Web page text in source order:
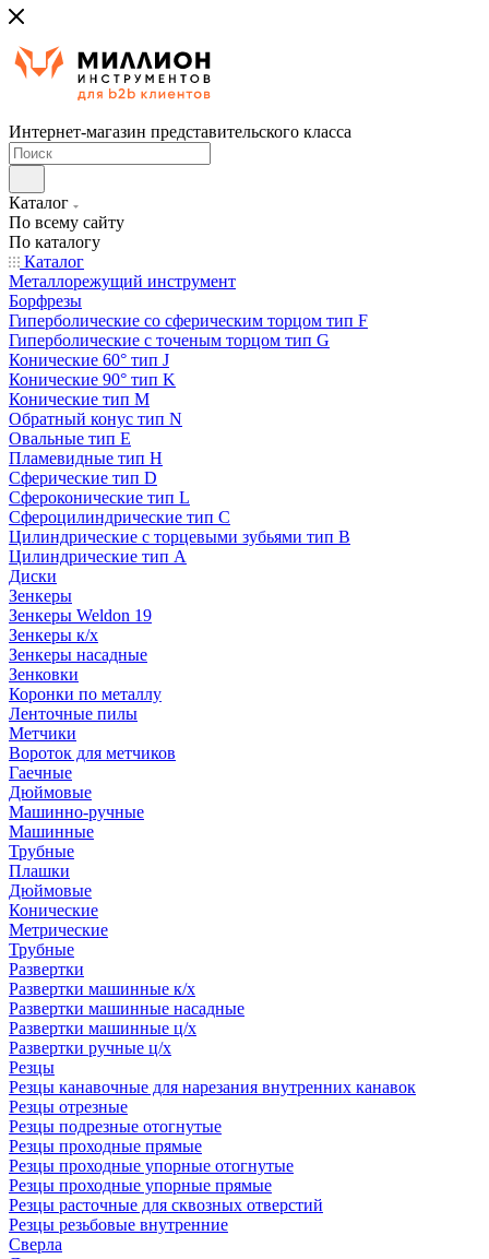
Интернет-магазин представительского класса
Каталог
По всему сайту
По каталогу
Каталог
Металлорежущий инструмент
Борфрезы
Гиперболические cо сферическим торцом тип F
Гиперболические с точеным торцом тип G
Конические 60° тип J
Конические 90° тип K
Конические тип M
Обратный конус тип N
Овальные тип E
Пламевидные тип H
Сферические тип D
Сфероконические тип L
Сфероцилиндрические тип C
Цилиндрические с торцевыми зубьями тип B
Цилиндрические тип А
Диски
Зенкеры
Зенкеры Weldon 19
Зенкеры к/х
Зенкеры насадные
Зенковки
Коронки по металлу
Ленточные пилы
Метчики
Вороток для метчиков
Гаечные
Дюймовые
Машинно-ручные
Машинные
Трубные
Плашки
Дюймовые
Конические
Метрические
Трубные
Развертки
Развертки машинные к/х
Развертки машинные насадные
Развертки машинные ц/х
Развертки ручные ц/х
Резцы
Резцы канавочные для нарезания внутренних канавок
Резцы отрезные
Резцы подрезные отогнутые
Резцы проходные прямые
Резцы проходные упорные отогнутые
Резцы проходные упорные прямые
Резцы расточные для сквозных отверстий
Резцы резьбовые внутренние
Сверла